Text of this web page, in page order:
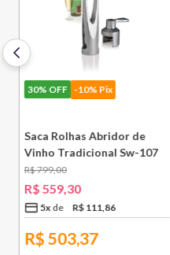
30%OFF -10% Pix
Saca Rolhas Abridor de
Vinho Tradicional Sw-107
Ply Le Creuset
R$799,00
R$ 559,30
5x R$111,86
R$ 503,37